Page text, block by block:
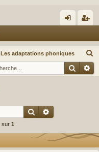
ne
xi
nr
eg
Les adaptations phoniques
e
c
Rechercher
sur 1